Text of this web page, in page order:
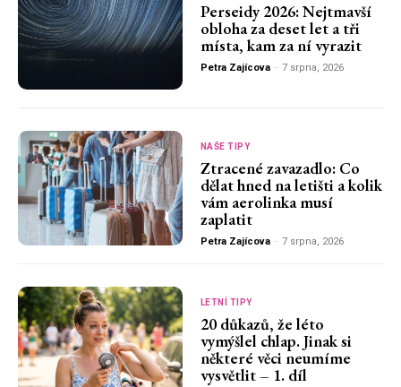
Perseidy 2026: Nejtmavší
obloha za deset let a tři
místa, kam za ní vyrazit
Petra Zajícova - 7 srpna, 2026
NAŠE TIPY
Ztracené zavazadlo: Co
dělat hned na letišti a kolik
vám aerolinka musí
zaplatit
Petra Zajícova - 7 srpna, 2026
LETNÍ TIPY
20 důkazů, že léto
vymýšlel chlap. Jinak si
některé věci neumíme
vysvětlit – 1. díl